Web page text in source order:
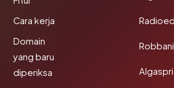
Cara kerja
Domain
yang baru
diperiksa